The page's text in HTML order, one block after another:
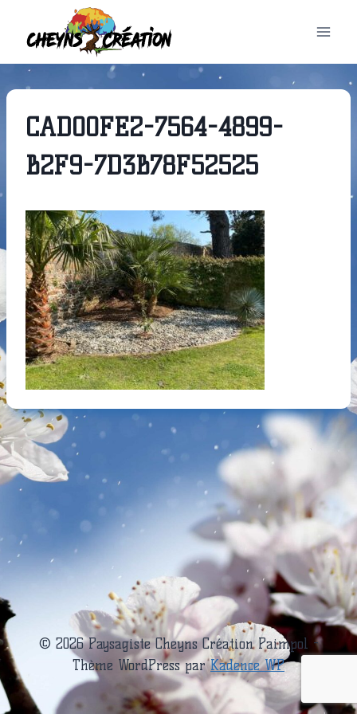
contenu
CAD00FE2-7564-4899-
B2F9-7D3B78F52525
© 2026 Paysagiste Cheyns Création Paimpol -
Thème WordPress parKadence WP